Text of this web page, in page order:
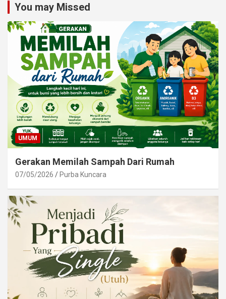
You may Missed
UMUM
Gerakan Memilah Sampah Dari Rumah
07/05/2026 Purba Kuncara